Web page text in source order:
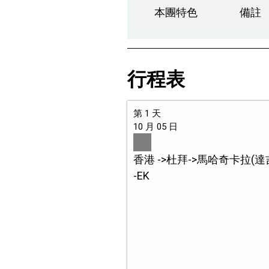
本團特色 備註
行程表
第 1 天
10 月 05 日
香港 ->杜拜->馬哈奇卡拉(
-EK